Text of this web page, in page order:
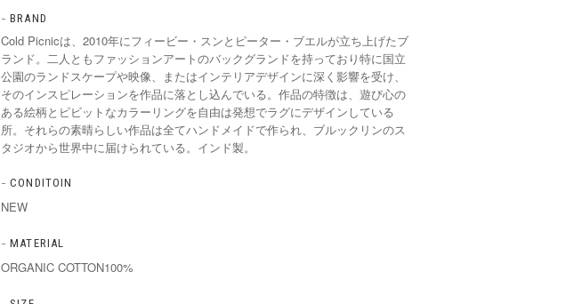
BRAND
Cold Picnicは、2010年にフィービー・スンとピーター・ブエルが立ち上げたブ
ランド。二人ともファッションアートのバックグランドを持っており特に国立
公園のランドスケープや映像、またはインテリアデザインに深く影響を受け、
そのインスピレーションを作品に落とし込んでいる。作品の特徴は、遊び心の
ある絵柄とビビットなカラーリングを自由は発想でラグにデザインしている
所。それらの素晴らしい作品は全てハンドメイドで作られ、ブルックリンのス
タジオから世界中に届けられている。インド製。
CONDITOIN
NEW
MATERIAL
ORGANIC COTTON100%